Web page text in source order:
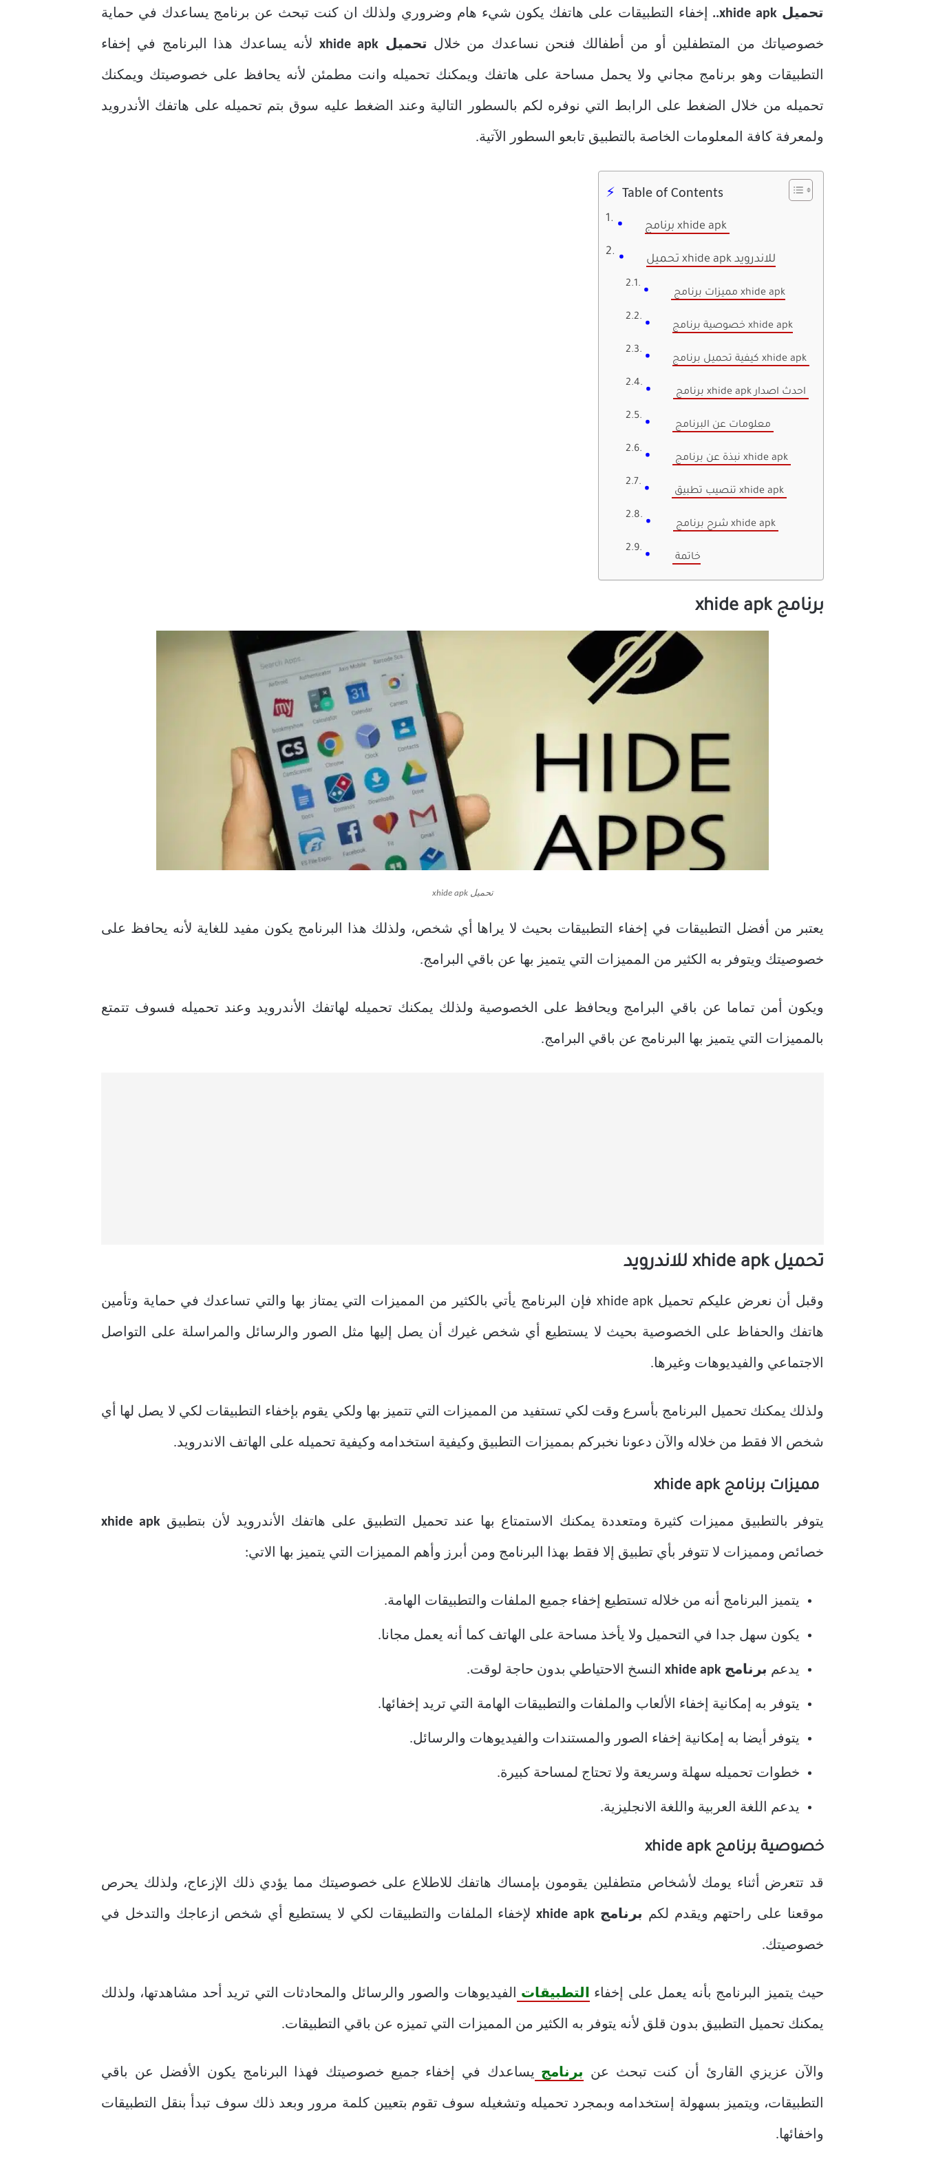
تحميل xhide apk.. إخفاء التطبيقات على هاتفك يكون شيء هام وضروري ولذلك ان كنت تبحث عن برنامج يساعدك في حماية
خصوصياتك من المتطفلين أو من أطفالك فنحن نساعدك من خلال تحميل xhide apk لأنه يساعدك هذا البرنامج في إخفاء
التطبيقات وهو برنامج مجاني ولا يحمل مساحة على هاتفك ويمكنك تحميله وانت مطمئن لأنه يحافظ على خصوصيتك ويمكنك
تحميله من خلال الضغط على الرابط التي نوفره لكم بالسطور التالية وعند الضغط عليه سوق بتم تحميله على هاتفك الأندرويد
ولمعرفة كافة المعلومات الخاصة بالتطبيق تابعو السطور الآتية.
Table of Contents
برنامج xhide apk
تحميل xhide apk للاندرويد
مميزات برنامج xhide apk
خصوصية برنامج xhide apk
كيفية تحميل برنامج xhide apk
نبذة عن برنامج xhide apk
تنصيب تطبيق xhide apk
شرح برنامج xhide apk
خاتمة
برنامج xhide apk
تحميل xhide apk
يعتبر من أفضل التطبيقات في إخفاء التطبيقات بحيث لا يراها أي شخص، ولذلك هذا البرنامج يكون مفيد للغاية لأنه يحافظ على
خصوصيتك ويتوفر به الكثير من المميزات التي يتميز بها عن باقي البرامج.
ويكون أمن تماما عن باقي البرامج ويحافظ على الخصوصية ولذلك يمكنك تحميله لهاتفك الأندرويد وعند تحميله فسوف تتمتع
بالمميزات التي يتميز بها البرنامج عن باقي البرامج.
تحميل xhide apk للاندرويد
وقبل أن نعرض عليكم تحميل xhide apk فإن البرنامج يأتي بالكثير من المميزات التي يمتاز بها والتي تساعدك في حماية وتأمين
هاتفك والحفاظ على الخصوصية بحيث لا يستطيع أي شخص غيرك أن يصل إليها مثل الصور والرسائل والمراسلة على التواصل
الاجتماعي والفيديوهات وغيرها.
ولذلك يمكنك تحميل البرنامج بأسرع وقت لكي تستفيد من المميزات التي تتميز بها ولكي يقوم بإخفاء التطبيقات لكي لا يصل لها أي
شخص الا فقط من خلاله والآن دعونا نخبركم بمميزات التطبيق وكيفية استخدامه وكيفية تحميله على الهاتف الاندرويد.
مميزات برنامج xhide apk
يتوفر بالتطبيق مميزات كثيرة ومتعددة يمكنك الاستمتاع بها عند تحميل التطبيق على هاتفك الأندرويد لأن بتطبيق
خصائص ومميزات لا تتوفر بأي تطبيق إلا فقط بهذا البرنامج ومن أبرز وأهم المميزات التي يتميز بها الاتي:
يتميز البرنامج أنه من خلاله تستطيع إخفاء جميع الملفات والتطبيقات الهامة.
يكون سهل جدا في التحميل ولا يأخذ مساحة على الهاتف كما أنه يعمل مجانا.
يدعم برنامج xhide apk النسخ الاحتياطي بدون حاجة لوقت.
يتوفر به إمكانية إخفاء الألعاب والملفات والتطبيقات الهامة التي تريد إخفائها.
يتوفر أيضا به إمكانية إخفاء الصور والمستندات والفيديوهات والرسائل.
خطوات تحميله سهلة وسريعة ولا تحتاج لمساحة كبيرة.
يدعم اللغة العربية واللغة الانجليزية.
خصوصية برنامج xhide apk
قد تتعرض أثناء يومك لأشخاص متطفلين يقومون بإمساك هاتفك للاطلاع على خصوصيتك مما يؤدي ذلك الإزعاج، ولذلك يحرص
موقعنا على راحتهم ويقدم لكم برنامج xhide apk لإخفاء الملفات والتطبيقات لكي لا يستطيع أي شخص ازعاجك والتدخل في
خصوصيتك.
حيث يتميز البرنامج بأنه يعمل على إخفاء التطبيقات الفيديوهات والصور والرسائل والمحادثات التي تريد أحد مشاهدتها، ولذلك
يمكنك تحميل التطبيق بدون قلق لأنه يتوفر به الكثير من المميزات التي تميزه عن باقي التطبيقات.
والآن عزيزي القارئ أن كنت تبحث عن برنامج يساعدك في إخفاء جميع خصوصيتك فهذا البرنامج يكون الأفضل عن باقي
التطبيقات، ويتميز بسهولة إستخدامه وبمجرد تحميله وتشغيله سوف تقوم بتعيين كلمة مرور وبعد ذلك سوف تبدأ بنقل التطبيقات
واخفائها.